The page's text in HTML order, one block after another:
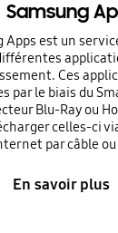
Samsung
Apps est un
Ces
par le biais du
Blu-Ray ou
celles-ci
par câble ou
En savoir plus